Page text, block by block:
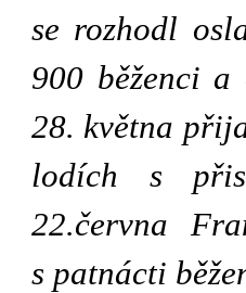
se rozhodl
900 běženci
28. května
lodích s
22.června
s patnácti